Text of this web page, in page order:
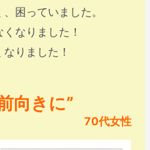
困っていました。
なりました！
りました！
向きに”
70代女性